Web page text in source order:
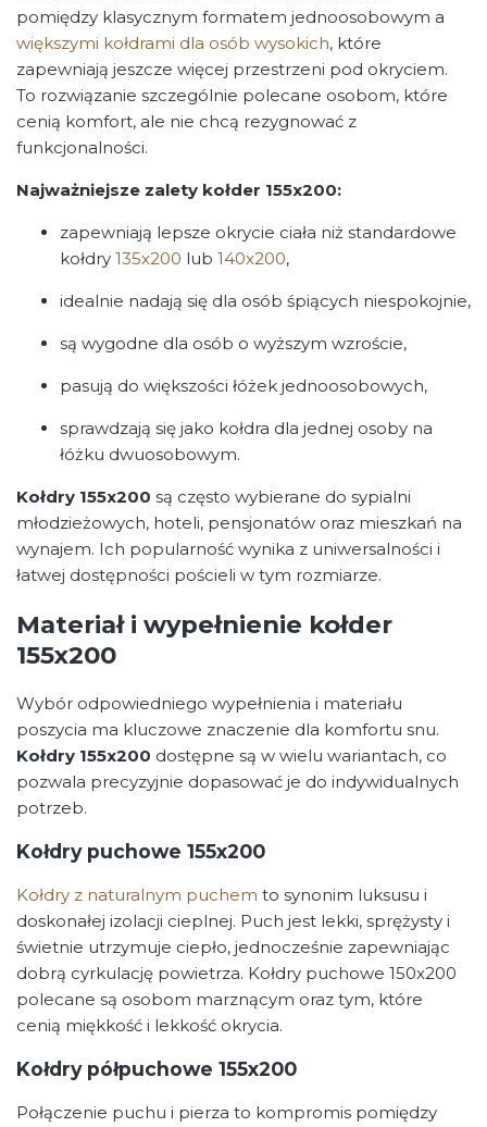
pomiędzy klasycznym formatem jednoosobowym a
większymi kołdrami dla osób wysokich, które
zapewniają jeszcze więcej przestrzeni pod okryciem.
To rozwiązanie szczególnie polecane osobom, które
cenią komfort, ale nie chcą rezygnować z
funkcjonalności.
Najważniejsze zalety kołder 155x200:
zapewniają lepsze okrycie ciała niż standardowe
kołdry 135x200 lub 140x200,
idealnie nadają się dla osób śpiących niespokojnie,
są wygodne dla osób o wyższym wzroście,
pasują do większości łóżek jednoosobowych,
sprawdzają się jako kołdra dla jednej osoby na
łóżku dwuosobowym.
Kołdry 155x200 są często wybierane do sypialni
młodzieżowych, hoteli, pensjonatów oraz mieszkań na
wynajem. Ich popularność wynika z uniwersalności i
łatwej dostępności pościeli w tym rozmiarze.
Materiał i wypełnienie kołder
155x200
Wybór odpowiedniego wypełnienia i materiału
poszycia ma kluczowe znaczenie dla komfortu snu.
Kołdry 155x200 dostępne są w wielu wariantach, co
pozwala precyzyjnie dopasować je do indywidualnych
potrzeb.
Kołdry puchowe 155x200
Kołdry z naturalnym puchem to synonim luksusu i
doskonałej izolacji cieplnej. Puch jest lekki, sprężysty i
świetnie utrzymuje ciepło, jednocześnie zapewniając
dobrą cyrkulację powietrza. Kołdry puchowe 150x200
polecane są osobom marznącym oraz tym, które
cenią miękkość i lekkość okrycia.
Kołdry półpuchowe 155x200
Połączenie puchu i pierza to kompromis pomiędzy